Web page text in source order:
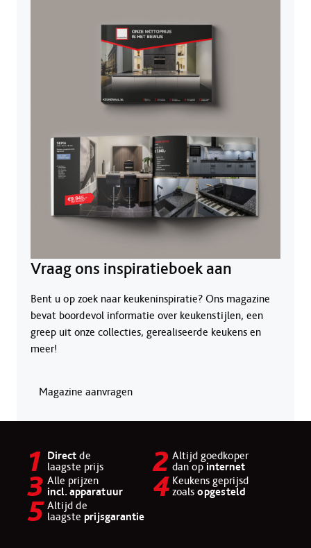
Vraag ons inspiratieboek aan
Bent u op zoek naar keukeninspiratie? Ons magazine
bevat boordevol informatie over keukenstijlen, een
greep uit onze collecties, gerealiseerde keukens en
meer!
Magazine aanvragen
Direct de
laagste prijs
Altijd goedkoper
dan opinternet
Alle prijzen
incl. apparatuur
Keukens geprijsd
zoals opgesteld
Altijd de
laagste prijsgarantie